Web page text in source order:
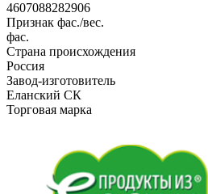
4607088282906
Признак фас./вес.
фас.
Страна происхождения
Россия
Завод-изготовитель
Еланский СК
Торговая марка